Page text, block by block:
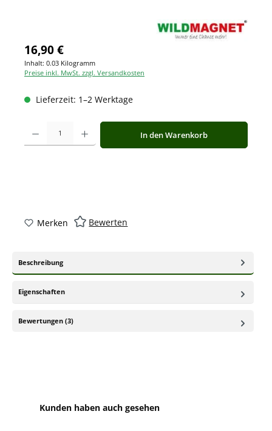
16,90 €
Inhalt: 0.03 Kilogramm
Preise inkl. MwSt. zzgl. Versandkosten
Lieferzeit: 1–2 Werktage
Produkt Anzahl: Gib den gewünschten Wert ein oder benutze die
In den Warenkorb
Merken Bewerten
Beschreibung
Eigenschaften
Bewertungen (3)
Produktgalerie überspringen
Kunden haben auch gesehen